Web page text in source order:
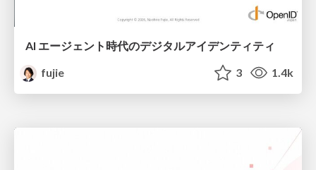
AI エージェント時代のデジタルアイデンティティ
fujie
3 1.4k